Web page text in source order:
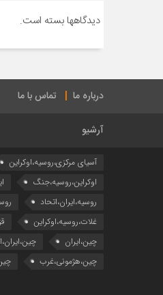
دیدگاهها بسته است.
درباره ما تماس با ما
آرشیو
آسیای مرکزی،روسیه،اوکراین
اوکراین،روسیه،جنگ
روسیه،ایران،اتحاد
غلات،روسیه،اوکراین
چین،ایران
چین،هژمونی،غرب